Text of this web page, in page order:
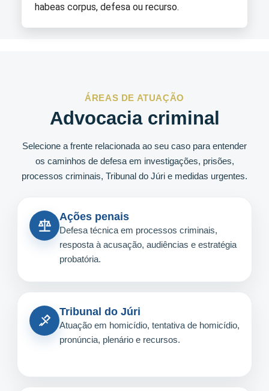
habeas corpus, defesa ou recurso.
ÁREAS DE ATUAÇÃO
Advocacia criminal
Selecione a frente relacionada ao seu caso para entender
os caminhos de defesa em investigações, prisões,
processos criminais, Tribunal do Júri e medidas urgentes.
Ações penais
Defesa técnica em processos criminais,
resposta à acusação, audiências e estratégia
probatória.
Tribunal do Júri
Atuação em homicídio, tentativa de homicídio,
pronúncia, plenário e recursos.